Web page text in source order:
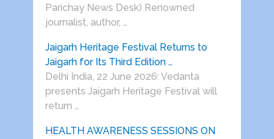
Parichay News Desk) Renowned
journalist, author, …
Jaigarh Heritage Festival Returns to
Jaigarh for Its Third Edition …
Delhi India, 22 June 2026: Vedanta
presents Jaigarh Heritage Festival will
return …
HEALTH AWARENESS SESSIONS ON